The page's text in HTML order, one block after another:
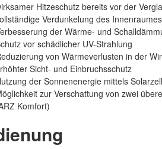
Hitzeschutz bereits vor der
Verdunkelung des Innenraumes
der Wärme- und
vor schädlicher UV-Strahlung
von Wärmeverlusten in der
Sicht- und Einbruchsschutz
der Sonnenenergie mittels
zur Verschattung von zwei
Komfort)